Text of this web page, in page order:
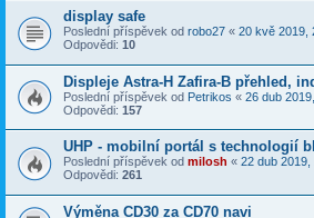
display safe
Poslední příspěvek od robo27 « 20 kvě 2019,
Odpovědi: 10
Displeje Astra-H Zafira-B přehled,
Poslední příspěvek od Petrikos « 26 dub
Odpovědi: 157
UHP - mobilní portál s technologií
Poslední příspěvek od milosh « 22 dub 2019,
Odpovědi: 261
Výměna CD30 za CD70 navi